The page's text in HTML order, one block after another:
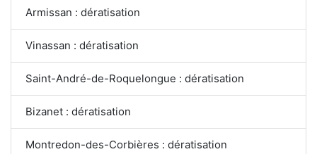
Armissan : dératisation
Vinassan : dératisation
Saint-André-de-Roquelongue : dératisation
Bizanet : dératisation
Montredon-des-Corbières : dératisation